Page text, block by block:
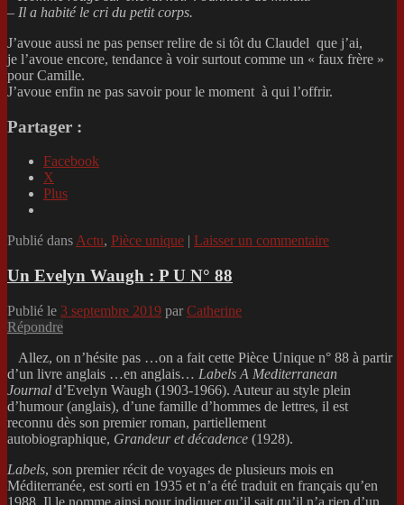
– Il a habité le cri du petit corps.
J’avoue aussi ne pas penser relire de si tôt du Claudel que j’ai,
je l’avoue encore, tendance à voir surtout comme un « faux frère »
pour Camille.
J’avoue enfin ne pas savoir pour le moment à qui l’offrir.
Partager :
Facebook
X
Plus
Publié dans Actu, Pièce unique | Laisser un commentaire
Un Evelyn Waugh : P U N° 88
Publié le 3 septembre 2019 par Catherine
Répondre
Allez, on n’hésite pas …on a fait cette Pièce Unique n° 88 à partir
d’un livre anglais …en anglais… Labels A Mediterranean
Journal d’Evelyn Waugh (1903-1966). Auteur au style plein
d’humour (anglais), d’une famille d’hommes de lettres, il est
reconnu dès son premier roman, partiellement
autobiographique, Grandeur et décadence (1928).
Labels, son premier récit de voyages de plusieurs mois en
Méditerranée, est sorti en 1935 et n’a été traduit en français qu’en
1988. Il le nomme ainsi pour indiquer qu’il sait qu’il n’a rien d’un